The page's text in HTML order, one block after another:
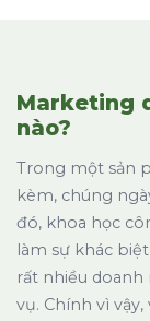
Marketing
nào?
Trong một sản
kèm, chúng
đó, khoa học
làm sự khác
rất nhiều
vụ. Chính vì